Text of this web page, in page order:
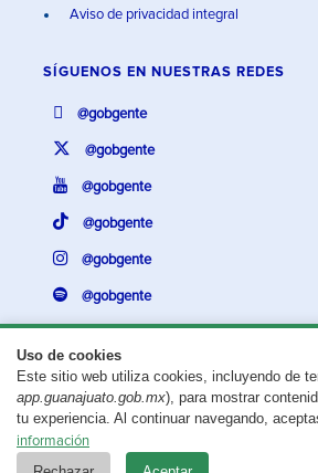
Uso de cookies
Este sitio web utiliza cookies, incluyendo de
app.guanajuato.gob.mx), para mostrar
tu experiencia. Al continuar navegando,
información
Aviso de privacidad integral
SÍGUENOS EN NUESTRAS REDES
@gobgente
@gobgente
@gobgente
@gobgente
@gobgente
@gobgente
¿Existe algún problema con esta página?
Aviso legal